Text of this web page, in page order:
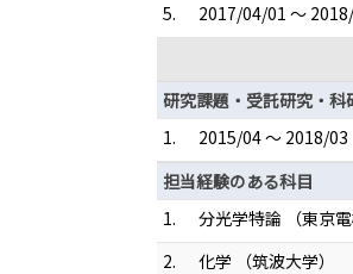
5.
2017/04/01 ～
研究課題・受託研究・科
1.
2015/04 ～ 2018/03
担当経験のある科目
1.
分光学特論 （東京電
2.
化学 （筑波大学）